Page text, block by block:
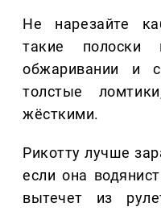
Не нарезайте
такие полоски
обжаривании и
толстые
жёсткими.
Рикотту лучше
если она
вытечет из